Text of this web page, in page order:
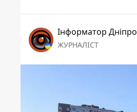
Інформатор Дніпро
ЖУРНАЛІСТ